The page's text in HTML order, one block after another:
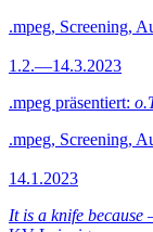
.mpeg, Screening,
1.2.—14.3.2023
.mpeg präsentiert:
.mpeg, Screening,
14.1.2023
It is a knife because